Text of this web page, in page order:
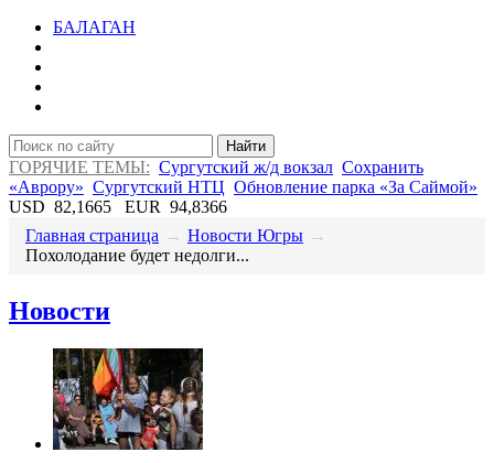
БАЛАГАН
Найти
ГОРЯЧИЕ ТЕМЫ: Сургутский ж/д вокзал Сохранить
«Аврору» Сургутский НТЦ Обновление парка «За Саймой»
USD 82,1665 EUR 94,8366
Главная страница → Новости Югры →
​Похолодание будет недолги...
Новости